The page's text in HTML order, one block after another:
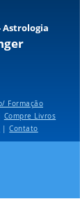
Astrologia
Formação
Compre Livros
|Contato